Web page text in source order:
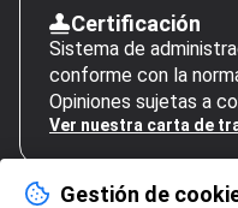
Certificación
Sistema de
conforme con la
Opiniones sujetas a
Ver nuestra carta de
Gestión de